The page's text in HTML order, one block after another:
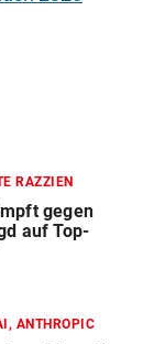
RAZZIEN
gegen
auf Top-
ANTHROPIC